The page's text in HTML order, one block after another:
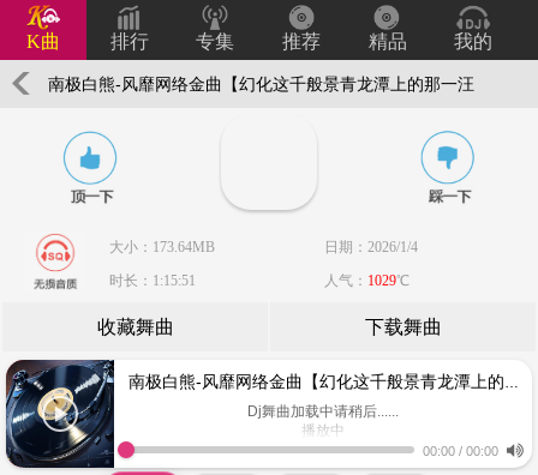
K曲 排行 专集 推荐 精品 我的
南极白熊-风靡网络金曲【幻化这千般景青龙潭上的那一汪
清泉】全中文慢摇串烧
大小：173.64MB
日期：2026/1/4
时长：1:15:51
人气： 1029℃
收藏舞曲 下载舞曲
南极白熊-风靡网络金曲【幻化这千般景青龙潭上的那一汪清泉】全中文慢摇串烧
Dj舞曲加载中请稍后......
播放中
www.keiqu.com
00:00 / 00:00